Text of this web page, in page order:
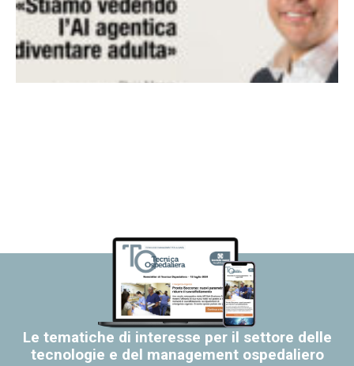
Le tematiche di interesse per il settore delle
tecnologie e del management ospedaliero